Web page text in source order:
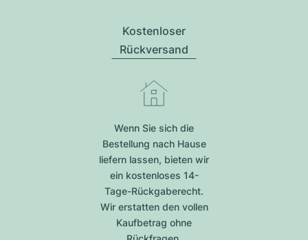
Kostenloser
Rückversand
Wenn Sie sich die
Bestellung nach Hause
liefern lassen, bieten wir
ein kostenloses 14-
Tage-Rückgaberecht.
Wir erstatten den vollen
Kaufbetrag ohne